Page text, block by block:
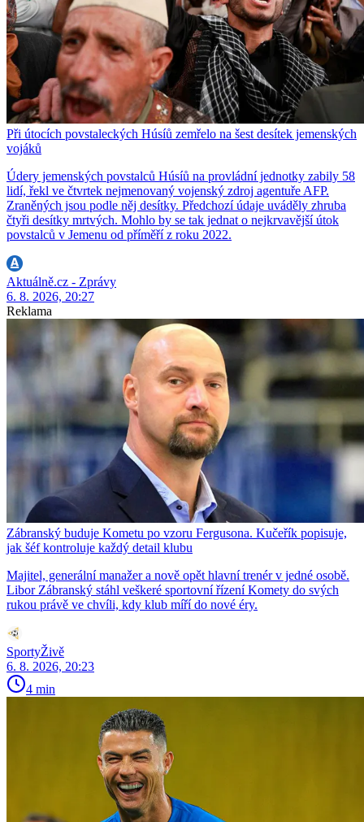
Při útocích povstaleckých Húsíů zemřelo na šest desítek jemenských
vojáků
Údery jemenských povstalců Húsíů na provládní jednotky zabily 58
lidí, řekl ve čtvrtek nejmenovaný vojenský zdroj agentuře AFP.
Zraněných jsou podle něj desítky. Předchozí údaje uváděly zhruba
čtyři desítky mrtvých. Mohlo by se tak jednat o nejkrvavější útok
povstalců v Jemenu od příměří z roku 2022.
Aktuálně.cz - Zprávy
6. 8. 2026, 20:27
Reklama
Zábranský buduje Kometu po vzoru Fergusona. Kučeřík popisuje,
jak šéf kontroluje každý detail klubu
Majitel, generální manažer a nově opět hlavní trenér v jedné osobě.
Libor Zábranský stáhl veškeré sportovní řízení Komety do svých
rukou právě ve chvíli, kdy klub míří do nové éry.
SportyŽivě
6. 8. 2026, 20:23
4 min